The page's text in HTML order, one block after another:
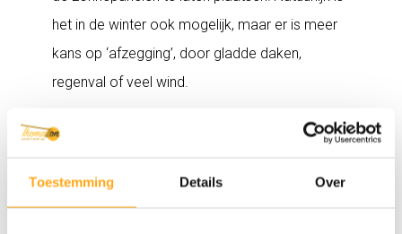
Toestemming Details Over
het in de winter ook mogelijk, maar er is meer
kans op ‘afzegging’, door gladde daken,
regenval of veel wind.
Deel op